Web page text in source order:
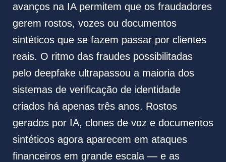
avanços na IA permitem que os fraudadores
gerem rostos, vozes ou documentos
sintéticos que se fazem passar por clientes
reais. O ritmo das fraudes possibilitadas
pelo deepfake ultrapassou a maioria dos
sistemas de verificação de identidade
criados há apenas três anos. Rostos
gerados por IA, clones de voz e documentos
sintéticos agora aparecem em ataques
financeiros em grande escala — e as